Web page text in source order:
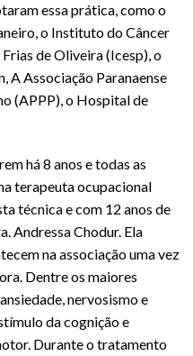
essa prática, como o
o Instituto do Câncer
de Oliveira (Icesp), o
Associação Paranaense
(APPP), o Hospital de
há 8 anos e todas as
terapeuta ocupacional
técnica e com 12 anos de
Andressa Chodur. Ela
na associação uma vez
Dentre os maiores
nervosismo e
da cognição e
Durante o tratamento